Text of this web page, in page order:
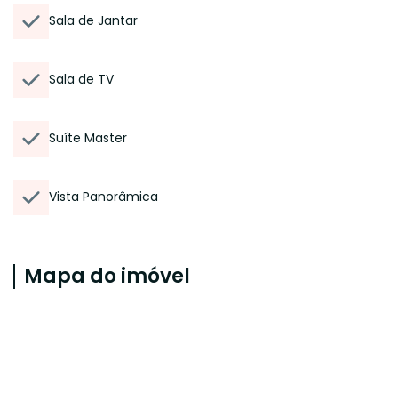
Sala de Jantar
Sala de TV
Suíte Master
Vista Panorâmica
Mapa do imóvel